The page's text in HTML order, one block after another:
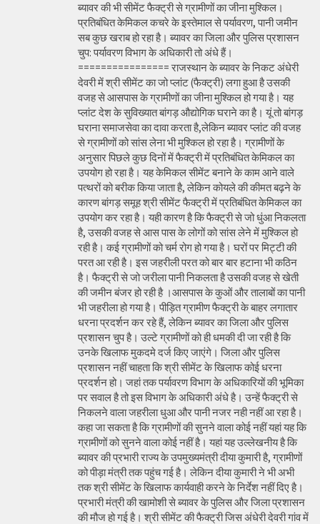
ब्यावर की भी सीमेंट फैक्ट्री से ग्रामीणों का जीना मुश्किल।
प्रतिबंधित केमिकल कचरे के इस्तेमाल से पर्यावरण, पानी जमीन
सब कुछ खराब हो रहा है। ब्यावर का जिला और पुलिस प्रशासन
चुप: पर्यावरण विभाग के अधिकारी तो अंधे हैं।
================ राजस्थान के ब्यावर के निकट अंधेरी
देवरी में श्री सीमेंट का जो प्लांट (फैक्ट्री) लगा हुआ है उसकी
वजह से आसपास के ग्रामीणों का जीना मुश्किल हो गया है। यह
प्लांट देश के सुविख्यात बांगड़ औद्योगिक घराने का है। यूं तो बांगड़
घराना समाजसेवा का दावा करता है,लेकिन ब्यावर प्लांट की वजह
से ग्रामीणों को सांस लेना भी मुश्किल हो रहा है। ग्रामीणों के
अनुसार पिछले कुछ दिनों में फैक्ट्री में प्रतिबंधित केमिकल का
उपयोग हो रहा है। यह केमिकल सीमेंट बनाने के काम आने वाले
पत्थरों को बरीक किया जाता है, लेकिन कोयले की कीमत बढ़ने के
कारण बांगड़ समूह श्री सीमेंट फैक्ट्री में प्रतिबंधित केमिकल का
उपयोग कर रहा है। यही कारण है कि फैक्ट्री से जो धुंआ निकलता
है, उसकी वजह से आस पास के लोगों को सांस लेने में मुश्किल हो
रही है। कई ग्रामीणों को चर्म रोग हो गया है। घरों पर मिट्टी की
परत आ रही है। इस जहरीली परत को बार बार हटाना भी कठिन
है। फैक्ट्री से जो जरीला पानी निकलता है उसकी वजह से खेती
की जमीन बंजर हो रही है ।आसपास के कुओं और तालाबों का पानी
भी जहरीला हो गया है। पीड़ित ग्रामीण फैक्ट्री के बाहर लगातार
धरना प्रदर्शन कर रहे हैं, लेकिन ब्यावर का जिला और पुलिस
प्रशासन चुप है। उल्टे ग्रामीणों को ही धमकी दी जा रही है कि
उनके खिलाफ मुकदमे दर्ज किए जाएंगे। जिला और पुलिस
प्रशासन नहीं चाहता कि श्री सीमेंट के खिलाफ कोई धरना
प्रदर्शन हो। जहां तक पर्यावरण विभाग के अधिकारियों की भूमिका
पर सवाल है तो इस विभाग के अधिकारी अंधे है। उन्हें फैक्ट्री से
निकलने वाला जहरीला धुआ और पानी नजर नही नहीं आ रहा है।
कहा जा सकता है कि ग्रामीणों की सुनने वाला कोई नहीं यहां यह कि
ग्रामीणों को सुनने वाला कोई नहीं है। यहां यह उल्लेखनीय है कि
ब्यावर की प्रभारी राज्य के उपमुख्यमंत्री दीया कुमारी है, ग्रामीणों
को पीड़ा मंत्री तक पहुंच गई है। लेकिन दीया कुमारी ने भी अभी
तक श्री सीमेंट के खिलाफ कार्यवाही करने के निर्देश नहीं दिए है।
प्रभारी मंत्री की खामोशी से ब्यावर के पुलिस और जिला प्रशासन
की मौज हो गई है। श्री सीमेंट की फैक्ट्री जिस अंधेरी देवरी गांव में